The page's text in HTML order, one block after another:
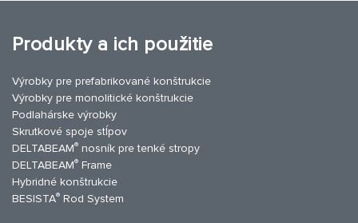
Produkty a ich použitie
Výrobky pre prefabrikované konštrukcie
Výrobky pre monolitické konštrukcie
Podlahárske výrobky
Skrutkové spoje stĺpov
DELTABEAM® nosník pre tenké stropy
DELTABEAM® Frame
Hybridné konštrukcie
BESISTA® Rod System